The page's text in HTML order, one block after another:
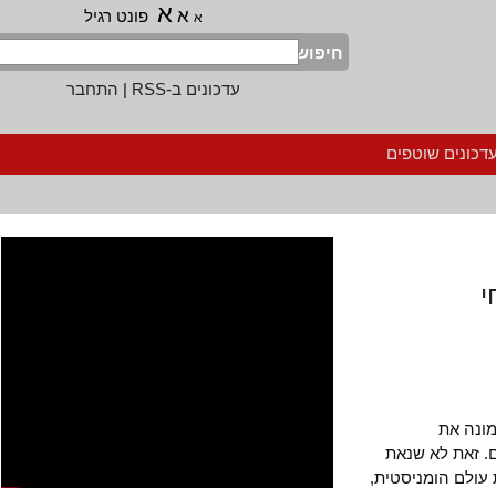
א א פונט רגיל
חיפוש
עדכונים ב-RSS
|התחבר
שוטפים
את
לא שנאת
הומניסטית,